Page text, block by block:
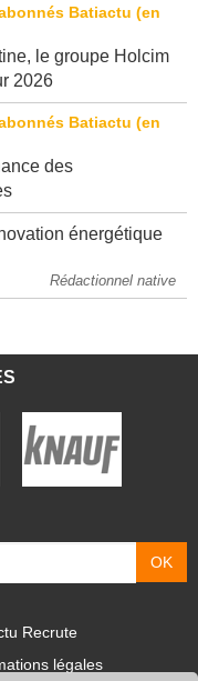
le groupe Holcim
2026
des
énergétique
Rédactionnel native
Recrute
légales